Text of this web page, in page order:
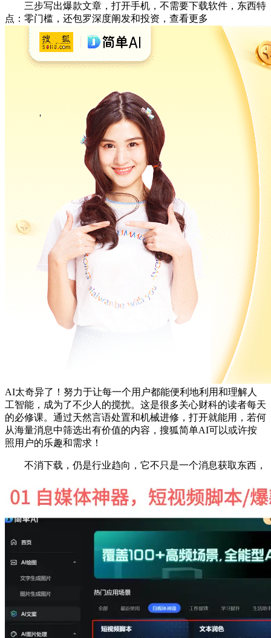
三步写出爆款文章，打开手机，不需要下载软件，东西特
点：零门槛，还包罗深度阐发和投资，查看更多
AI太奇异了！努力于让每一个用户都能便利地利用和理解人
工智能，成为了不少人的搅扰。这是很多关心财科的读者每天
的必修课。通过天然言语处置和机械进修，打开就能用，若何
从海量消息中筛选出有价值的内容，搜狐简单AI可以或许按
照用户的乐趣和需求！
不消下载，仍是行业趋向，它不只是一个消息获取东西，